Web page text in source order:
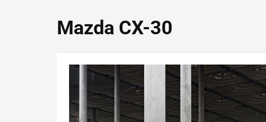
Mazda CX-30